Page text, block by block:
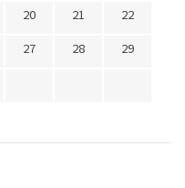
20 21
22
27 28
29